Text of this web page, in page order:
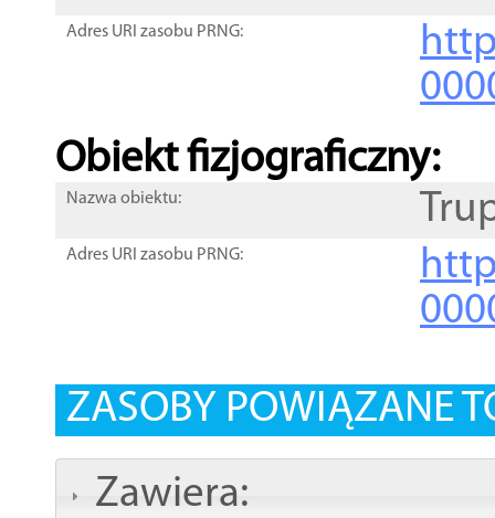
Adres URI zasobu PRNG:
Obiekt fizjograficzny:
Nazwa obiektu:
Adres URI zasobu PRNG:
ZASOBY POWIĄZANE
Zawiera: